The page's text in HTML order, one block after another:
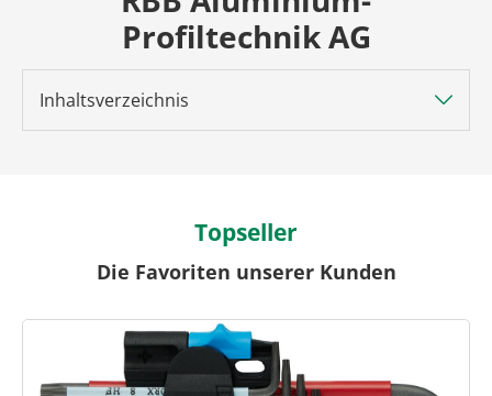
Inhaltsverzeichnis
Profiltechnik AG
Topseller
Die Favoriten unserer Kunden
Produktgalerie überspringen